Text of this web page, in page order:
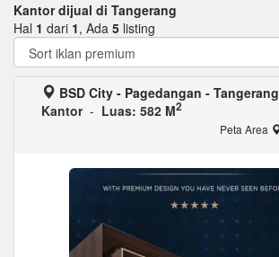
Kantor dijual di Tangerang
Hal 1 dari 1, Ada 5 listing
BSD City - Pagedangan - Tangerang
Kantor- Luas: 582 M2
Peta Area